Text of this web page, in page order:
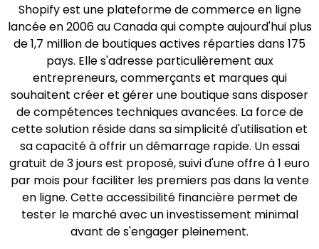
Shopify est une plateforme de commerce en ligne
lancée en 2006 au Canada qui compte aujourd'hui plus
de 1,7 million de boutiques actives réparties dans 175
pays. Elle s'adresse particulièrement aux
entrepreneurs, commerçants et marques qui
souhaitent créer et gérer une boutique sans disposer
de compétences techniques avancées. La force de
cette solution réside dans sa simplicité d'utilisation et
sa capacité à offrir un démarrage rapide. Un essai
gratuit de 3 jours est proposé, suivi d'une offre à 1 euro
par mois pour faciliter les premiers pas dans la vente
en ligne. Cette accessibilité financière permet de
tester le marché avec un investissement minimal
avant de s'engager pleinement.